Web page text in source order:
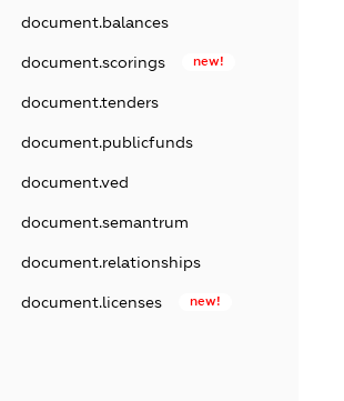
document.balances
document.scorings new!
document.tenders
document.publicfunds
document.ved
document.semantrum
document.relationships
document.licenses new!